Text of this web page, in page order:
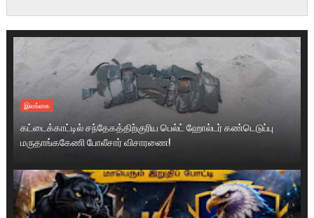
இலங்கை
கட்டைக்காட்டில் சந்தேகத்திற்குரிய பெல்ட் ஹோல்டர் கண்டெடுப்பு
மருதாங்ககேணி போலீசார் விசாரணை!